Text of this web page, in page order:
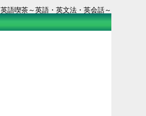
英語喫茶～英語・英文法・英会話～